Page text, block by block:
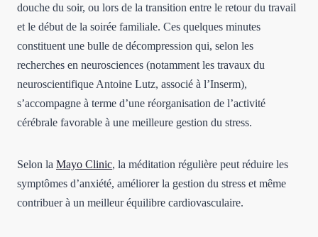
douche du soir, ou lors de la transition entre le retour du travail
et le début de la soirée familiale. Ces quelques minutes
constituent une bulle de décompression qui, selon les
recherches en neurosciences (notamment les travaux du
neuroscientifique Antoine Lutz, associé à l’Inserm),
s’accompagne à terme d’une réorganisation de l’activité
cérébrale favorable à une meilleure gestion du stress.
Selon la Mayo Clinic, la méditation régulière peut réduire les
symptômes d’anxiété, améliorer la gestion du stress et même
contribuer à un meilleur équilibre cardiovasculaire.